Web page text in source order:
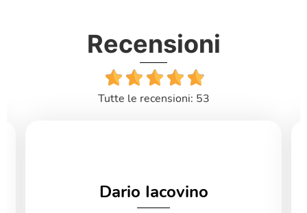
Recensioni
Tutte le recensioni: 53
Dario Iacovino